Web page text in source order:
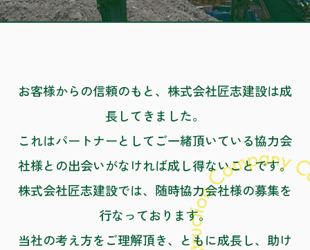
会社案内
お問い合わせ
お客様からの信頼のもと、株式会社匠志建設は成
長してきました。
これはパートナーとしてご一緒頂いている協力会
社様との出会いがなければ成し得ないことです。
株式会社匠志建設では、随時協力会社様の募集を
行なっております。
当社の考え方をご理解頂き、ともに成長し、助け